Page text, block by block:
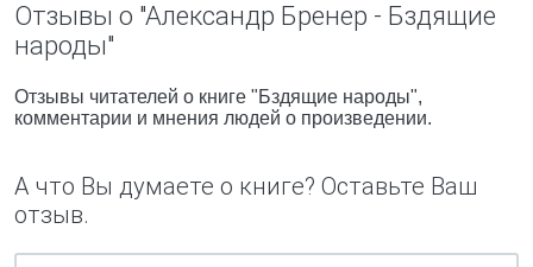
Отзывы о "Александр Бренер - Бздящие
народы"
Отзывы читателей о книге "Бздящие народы",
комментарии и мнения людей о произведении.
А что Вы думаете о книге? Оставьте Ваш
отзыв.